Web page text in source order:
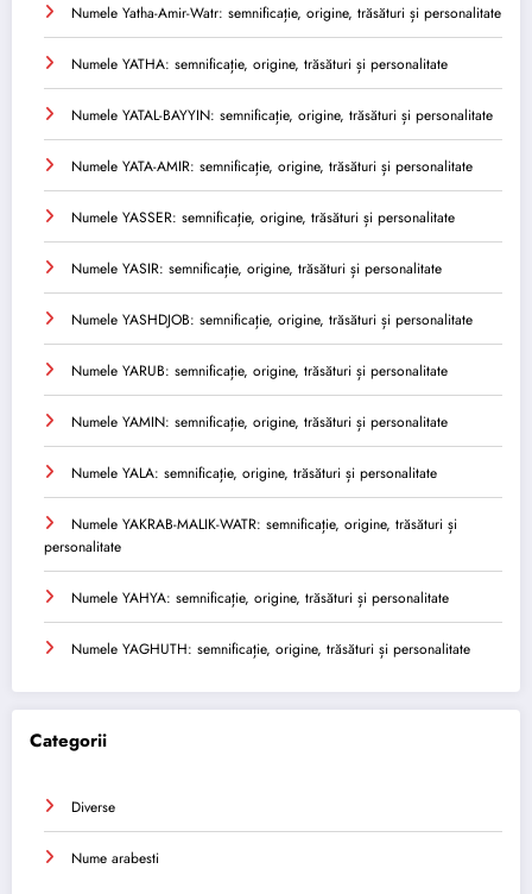
Numele Yatha-Amir-Watr: semnificație, origine, trăsături și personalitate
Numele YATHA: semnificație, origine, trăsături și personalitate
Numele YATAL-BAYYIN: semnificație, origine, trăsături și personalitate
Numele YATA-AMIR: semnificație, origine, trăsături și personalitate
Numele YASSER: semnificație, origine, trăsături și personalitate
Numele YASIR: semnificație, origine, trăsături și personalitate
Numele YASHDJOB: semnificație, origine, trăsături și personalitate
Numele YARUB: semnificație, origine, trăsături și personalitate
Numele YAMIN: semnificație, origine, trăsături și personalitate
Numele YALA: semnificație, origine, trăsături și personalitate
Numele YAKRAB-MALIK-WATR: semnificație, origine, trăsături și
personalitate
Numele YAHYA: semnificație, origine, trăsături și personalitate
Numele YAGHUTH: semnificație, origine, trăsături și personalitate
Categorii
Diverse
Nume arabesti